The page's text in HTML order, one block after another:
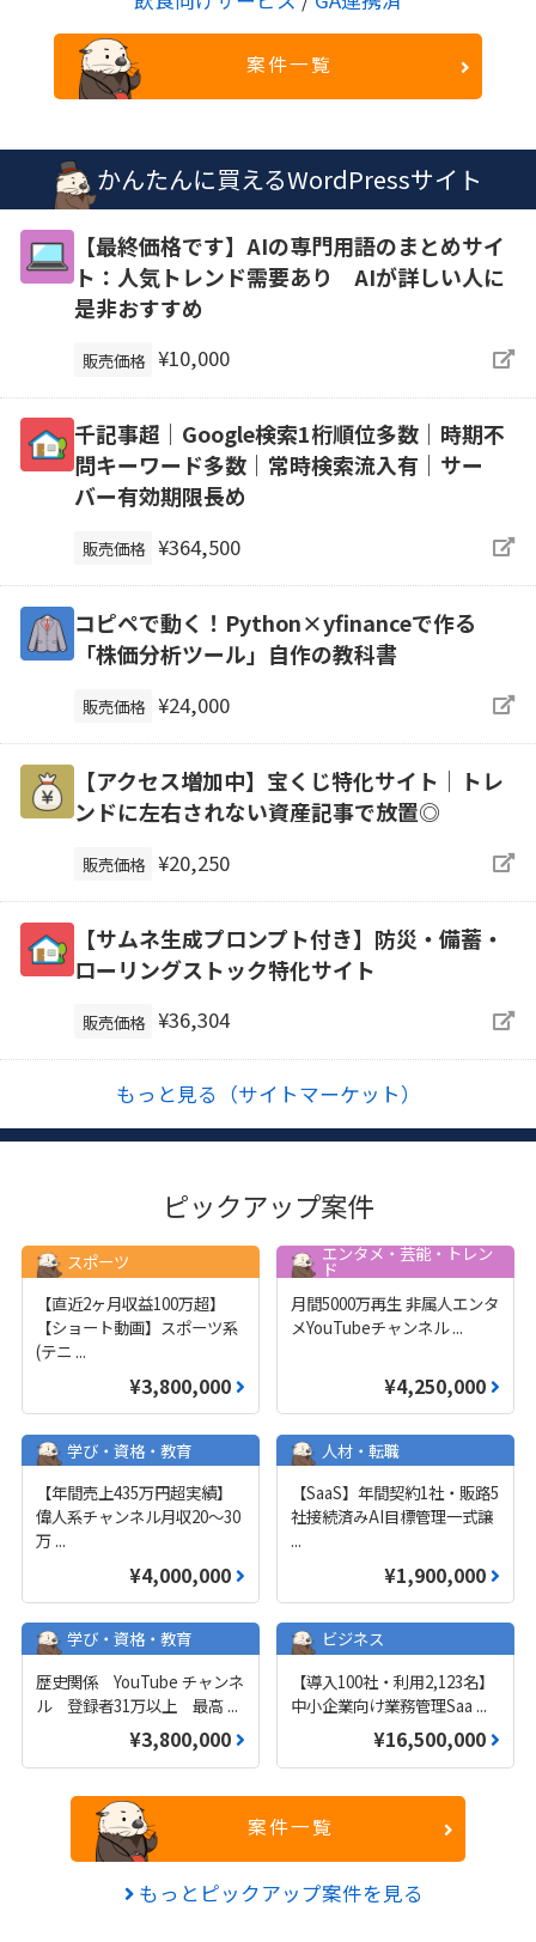
案件一覧
かんたんに買えるWordPressサイト
【最終価格です】AIの専門用語のまとめサイ
ト：人気トレンド需要あり AIが詳しい人に
是非おすすめ
販売価格 ¥10,000
千記事超｜Google検索1桁順位多数｜時期不
問キーワード多数｜常時検索流入有｜サー
バー有効期限長め
販売価格 ¥364,500
コピペで動く！Python×yfinanceで作る
「株価分析ツール」自作の教科書
販売価格 ¥24,000
【アクセス増加中】宝くじ特化サイト｜トレ
ンドに左右されない資産記事で放置◎
販売価格 ¥20,250
【サムネ生成プロンプト付き】防災・備蓄・
ローリングストック特化サイト
販売価格 ¥36,304
もっと見る（サイトマーケット）
ピックアップ案件
スポーツ
【直近2ヶ月収益100万超】
【ショート動画】スポーツ系
(テニ ...
¥3,800,000
エンタメ・芸能・トレン
ド
月間5000万再生 非属人エンタ
メYouTubeチャンネル...
¥4,250,000
学び・資格・教育
【年間売上435万円超実績】
偉人系チャンネル月収20～30
万 ...
¥4,000,000
人材・転職
【SaaS】年間契約1社・販路5
社接続済みAI目標管理一式譲
...
¥1,900,000
学び・資格・教育
歴史関係 YouTube チャンネ
ル 登録者31万以上 最高 ...
¥3,800,000
ビジネス
【導入100社・利用2,123名】
中小企業向け業務管理Saa ...
¥16,500,000
案件一覧
もっとピックアップ案件を見る